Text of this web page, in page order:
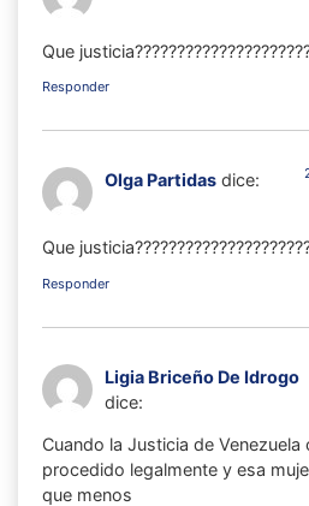
Que
Responder
Olga Partidas dice:
Que
Responder
Ligia Briceño De Idrogo
dice:
Cuando la Justicia de
procedido legalmente y esa
que menos